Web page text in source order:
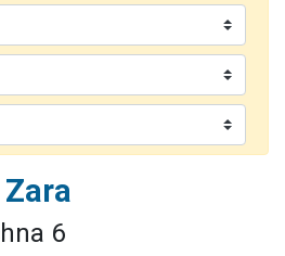
2 personnes viennent de nous rejoindre sur WhatsApp
13 personnes viennent de demander une bénédiction
49 places pour étudier en groupe sur Zoom
musiques dans Torah-Box Music
2 personnes viennent de nous rejoindre sur WhatsApp
6